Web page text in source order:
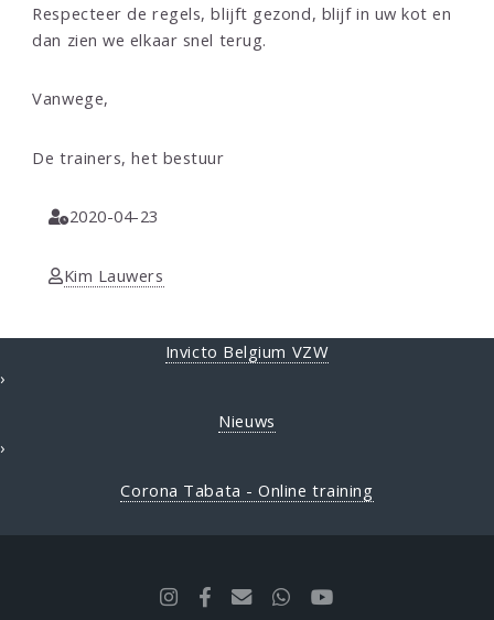
Respecteer de regels, blijft gezond, blijf in uw kot en
dan zien we elkaar snel terug.
Vanwege,
De trainers, het bestuur
2020-04-23
Kim Lauwers
Invicto Belgium VZW
›
Nieuws
›
Corona Tabata - Online training